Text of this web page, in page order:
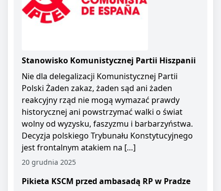
Stanowisko Komunistycznej Partii Hiszpanii
Nie dla delegalizacji Komunistycznej Partii
Polski Żaden zakaz, żaden sąd ani żaden
reakcyjny rząd nie mogą wymazać prawdy
historycznej ani powstrzymać walki o świat
wolny od wyzysku, faszyzmu i barbarzyństwa.
Decyzja polskiego Trybunału Konstytucyjnego
jest frontalnym atakiem na […]
20 grudnia 2025
Pikieta KSCM przed ambasadą RP w Pradze